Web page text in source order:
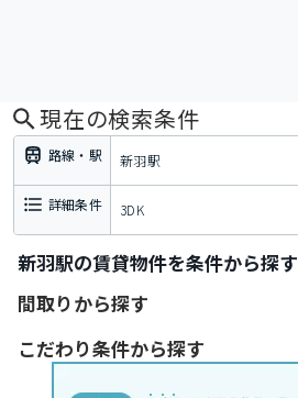
現在の検索条件
路線・駅 新羽駅
詳細条件 3DK
新羽駅の賃貸物件を条件から探す
間取りから探す
こだわり条件から探す